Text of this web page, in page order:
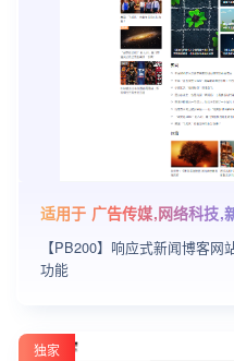
适用于 广告传媒,网络科技,
【PB200】响应式新闻博客
功能
独家